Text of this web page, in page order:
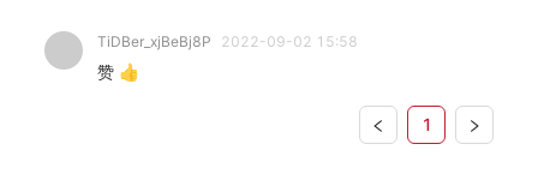
TiDBer_xjBeBj8P 2022-09-02 15:58
赞 👍
1